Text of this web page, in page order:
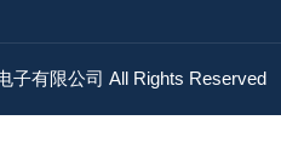
子有限公司 All Rights Reserved